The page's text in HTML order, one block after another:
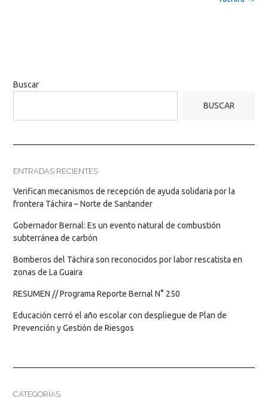
Buscar
BUSCAR
ENTRADAS RECIENTES
Verifican mecanismos de recepción de ayuda solidaria por la
frontera Táchira – Norte de Santander
Gobernador Bernal: Es un evento natural de combustión
subterránea de carbón
Bomberos del Táchira son reconocidos por labor rescatista en
zonas de La Guaira
RESUMEN // Programa Reporte Bernal N° 250
Educación cerró el año escolar con despliegue de Plan de
Prevención y Gestión de Riesgos
CATEGORÍAS